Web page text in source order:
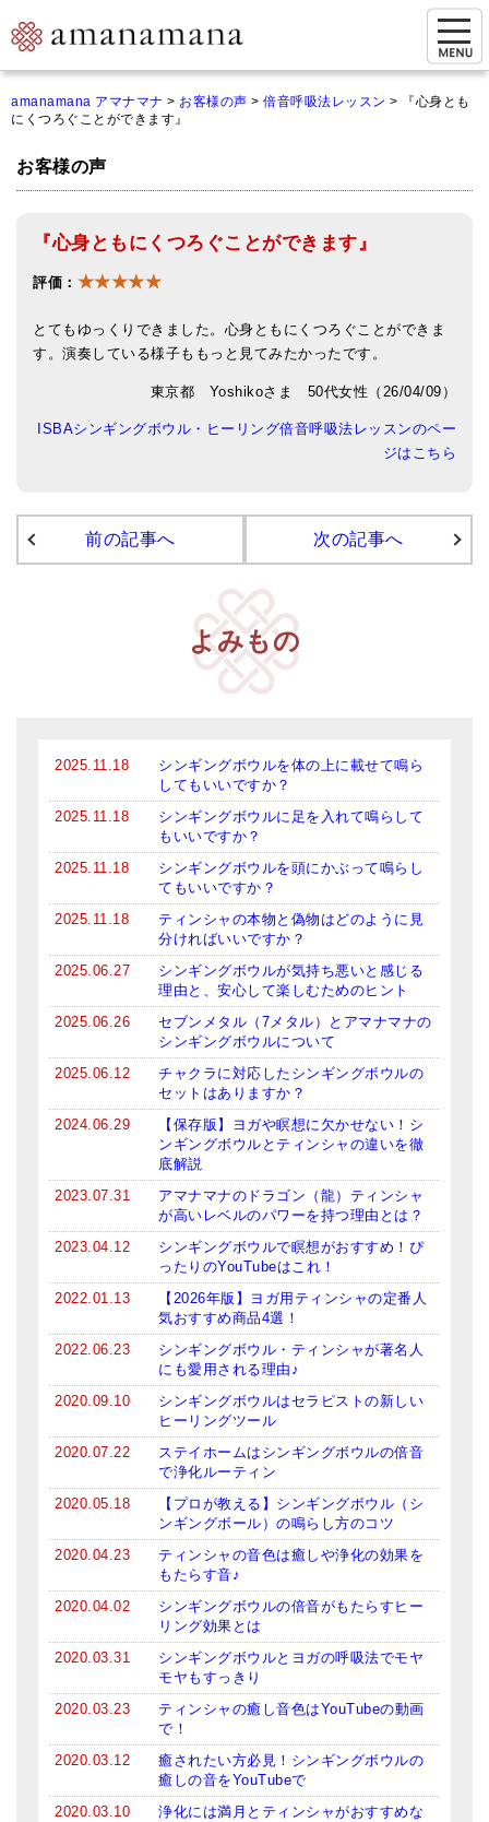
ご来店予約（実店舗）
倍音呼吸法レッスン
オンラインショップ
カートを見る
アマナマナのシンギングボウル
マンダラ彫（黒・渋金）
特大シンギングボウル・特殊柄
スティック・マレット・リング（台座）
アマナマナのティンシャ
プレミアム・ティンシャ（L・M）
ベーシック・ティンシャ（4種）
ティンシャケース
チベット・真マントラ香
お香定期購入（ラクとくサブスク）
チベット高僧のオラクルカード
ベル＆ドルジェ
シンギングボウル入門本・CD
神々とつながるジュエリー
ヒーリング・マンダラポスター
ロゴステッカー・ポストカード各種
亡命チベット人尼僧のお守り・チャーム
チベット・マントラ・ヒーリングCD
シンギングボウル講座
初級講座
倍音呼吸法レッスン
中級講座
上級講座
amanamana アマナマナ > お客様の声 > 倍音呼吸法レッスン >
『心身とも
にくつろぐことができます』
お客様の声
『心身ともにくつろぐことができます』
評価： ★★★★★
とてもゆっくりできました。心身ともにくつろぐことができま
す。演奏している様子ももっと見てみたかったです。
東京都 Yoshikoさま 50代女性（26/04/09）
ISBAシンギングボウル・ヒーリング倍音呼吸法レッスンのペー
ジはこちら
前の記事へ 次の記事へ
よみもの
2025.11.18
シンギングボウルを体の上に載せて鳴ら
してもいいですか？
2025.11.18
シンギングボウルに足を入れて鳴らして
もいいですか？
2025.11.18
シンギングボウルを頭にかぶって鳴らし
てもいいですか？
2025.11.18
ティンシャの本物と偽物はどのように見
分ければいいですか？
2025.06.27
シンギングボウルが気持ち悪いと感じる
理由と、安心して楽しむためのヒント
2025.06.26
セブンメタル（7メタル）とアマナマナの
シンギングボウルについて
2025.06.12
チャクラに対応したシンギングボウルの
セットはありますか？
2024.06.29
【保存版】ヨガや瞑想に欠かせない！シ
ンギングボウルとティンシャの違いを徹
底解説
2023.07.31
アマナマナのドラゴン（龍）ティンシャ
が高いレベルのパワーを持つ理由とは？
2023.04.12
シンギングボウルで瞑想がおすすめ！ぴ
ったりのYouTubeはこれ！
2022.01.13
【2026年版】ヨガ用ティンシャの定番人
気おすすめ商品4選！
2022.06.23
シンギングボウル・ティンシャが著名人
にも愛用される理由♪
2020.09.10
シンギングボウルはセラピストの新しい
ヒーリングツール
2020.07.22
ステイホームはシンギングボウルの倍音
で浄化ルーティン
2020.05.18
【プロが教える】シンギングボウル（シ
ンギングボール）の鳴らし方のコツ
2020.04.23
ティンシャの音色は癒しや浄化の効果を
もたらす音♪
2020.04.02
シンギングボウルの倍音がもたらすヒー
リング効果とは
2020.03.31
シンギングボウルとヨガの呼吸法でモヤ
モヤもすっきり
2020.03.23
ティンシャの癒し音色はYouTubeの動画
で！
2020.03.12
癒されたい方必見！シンギングボウルの
癒しの音をYouTubeで
2020.03.10
浄化には満月とティンシャがおすすめな